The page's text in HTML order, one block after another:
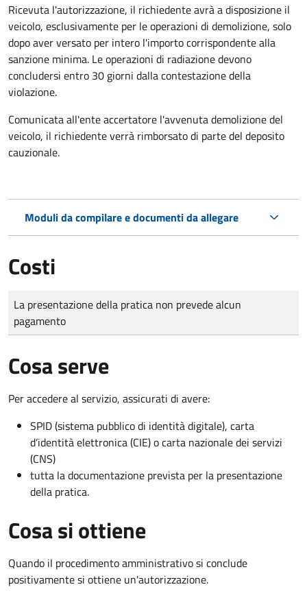
Ricevuta l'autorizzazione, il richiedente avrà a disposizione il
veicolo, esclusivamente per le operazioni di demolizione, solo
dopo aver versato per intero l'importo corrispondente alla
sanzione minima. Le operazioni di radiazione devono
concludersi entro 30 giorni dalla contestazione della
violazione.
Comunicata all'ente accertatore l'avvenuta demolizione del
veicolo, il richiedente verrà rimborsato di parte del deposito
cauzionale.
Moduli da compilare e documenti da allegare
Costi
Tipo di pagamento
Importo
La presentazione della pratica non prevede alcun
pagamento
Cosa serve
Per accedere al servizio, assicurati di avere:
SPID (sistema pubblico di identità digitale), carta
d’identità elettronica (CIE) o carta nazionale dei servizi
(CNS)
tutta la documentazione prevista per la presentazione
della pratica.
Cosa si ottiene
Quando il procedimento amministrativo si conclude
positivamente si ottiene un'autorizzazione.